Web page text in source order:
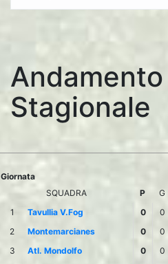
Andamento
Stagionale
Giornata
SQUADRA
P G
1
Tavullia V.Fog 0 0
2
Montemarcianes 0 0
3
Atl. Mondolfo 0 0